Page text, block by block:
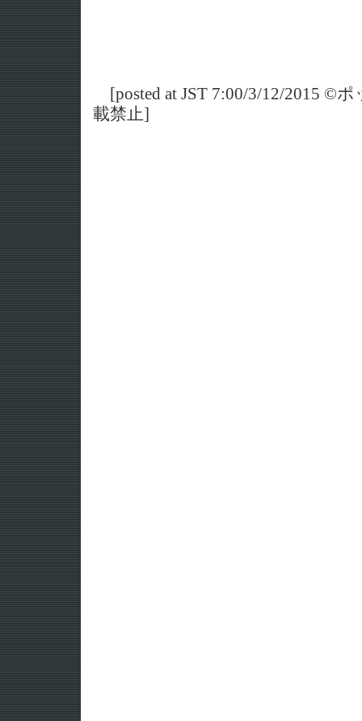
[posted at JST 7:00/3/12/2015 ©
載禁止]